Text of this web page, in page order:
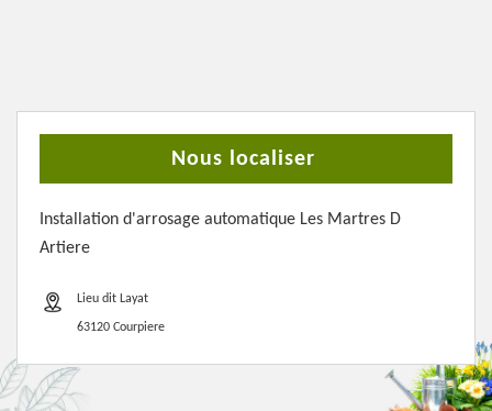
Nous localiser
Installation d'arrosage automatique Les Martres D
Artiere
Lieu dit Layat
63120 Courpiere